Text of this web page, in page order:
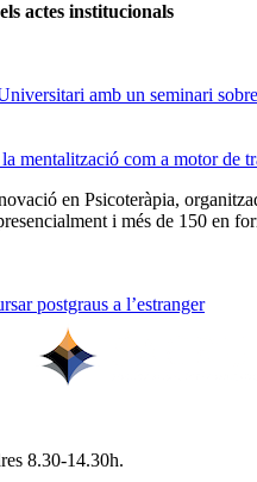
actes institucionals
amb un seminari
mentalització com a motor de
en Psicoteràpia,
i més de 150 en
postgraus a l’estranger
8.30-14.30h.